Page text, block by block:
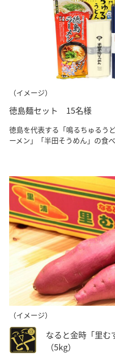
（イメージ）
徳島麺セット 15名様
徳島を代表する「鳴るちゅるう
ーメン」「半田そうめん」の食
（イメージ）
なると金時「里
（5kg）